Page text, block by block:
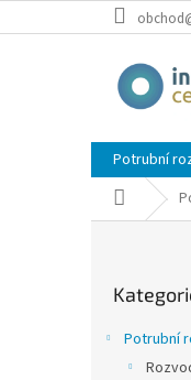
na
Potrubní
Domů
kategorie
Potrubní